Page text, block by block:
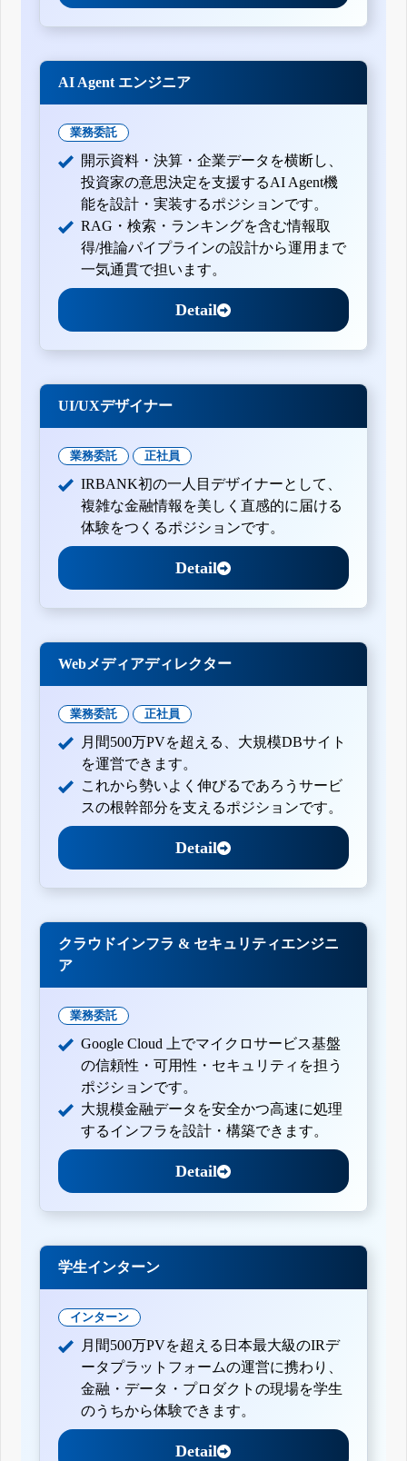
AI Agent エンジニア
業務委託
開示資料・決算・企業データを横断し、
投資家の意思決定を支援するAI Agent機
能を設計・実装するポジションです。
RAG・検索・ランキングを含む情報取
得/推論パイプラインの設計から運用まで
一気通貫で担います。
Detail
UI/UXデザイナー
業務委託 正社員
IRBANK初の一人目デザイナーとして、
複雑な金融情報を美しく直感的に届ける
体験をつくるポジションです。
Detail
Webメディアディレクター
業務委託 正社員
月間500万PVを超える、大規模DBサイト
を運営できます。
これから勢いよく伸びるであろうサービ
スの根幹部分を支えるポジションです。
Detail
クラウドインフラ & セキュリティエンジニ
ア
業務委託
Google Cloud 上でマイクロサービス基盤
の信頼性・可用性・セキュリティを担う
ポジションです。
大規模金融データを安全かつ高速に処理
するインフラを設計・構築できます。
Detail
学生インターン
インターン
月間500万PVを超える日本最大級のIRデ
ータプラットフォームの運営に携わり、
金融・データ・プロダクトの現場を学生
のうちから体験できます。
Detail